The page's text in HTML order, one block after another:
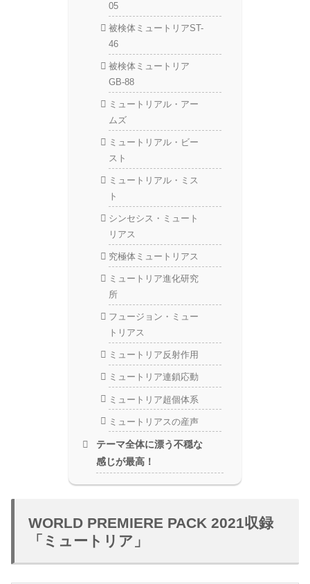
05
被検体ミュートリアST-
46
被検体ミュートリア
GB-88
ミュートリアル・アー
ムズ
ミュートリアル・ビー
スト
ミュートリアル・ミス
ト
シンセシス・ミュート
リアス
究極体ミュートリアス
ミュートリア進化研究
所
フュージョン・ミュー
トリアス
ミュートリア反射作用
ミュートリア連鎖応動
ミュートリア超個体系
ミュートリアスの産声
テーマ全体に漂う不穏な
感じが最高！
WORLD PREMIERE PACK 2021収録
「ミュートリア」